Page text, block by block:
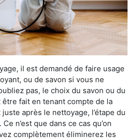
il est demandé de faire usage
ou de savon si vous ne
pas, le choix du savon ou du
fait en tenant compte de la
après le nettoyage, l’étape du
n’est que dans ce cas qu’on
complètement éliminerez les